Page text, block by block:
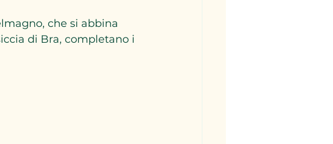
che si abbina
di Bra, completano i